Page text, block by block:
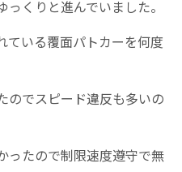
くりと進んでいました。
ている覆面パトカーを何度
のでスピード違反も多いの
ったので制限速度遵守で無